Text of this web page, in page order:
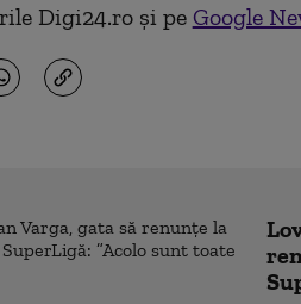
Digi24.ro și pe Google